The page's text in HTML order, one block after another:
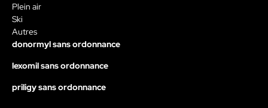
Plein air
Ski
Autres
donormyl sans ordonnance
lexomil sans ordonnance
priligy sans ordonnance